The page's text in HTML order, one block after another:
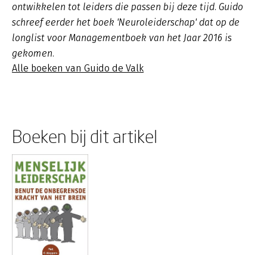
ontwikkelen tot leiders die passen bij deze tijd. Guido
schreef eerder het boek 'Neuroleiderschap' dat op de
longlist voor Managementboek van het Jaar 2016 is
gekomen.
Alle boeken van Guido de Valk
Boeken bij dit artikel